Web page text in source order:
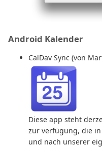
Android Kalender
CalDav Sync (von
Diese app steht
zur verfügung, die
und nach unserer